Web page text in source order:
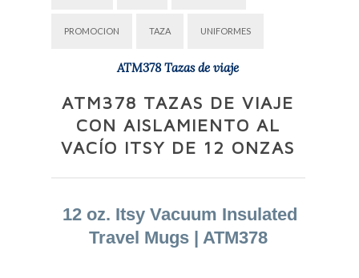
PROMOCION TAZA UNIFORMES
ATM378 Tazas de viaje
ATM378 TAZAS DE VIAJE
CON AISLAMIENTO AL
VACÍO ITSY DE 12 ONZAS
12 oz. Itsy Vacuum Insulated
Travel Mugs | ATM378